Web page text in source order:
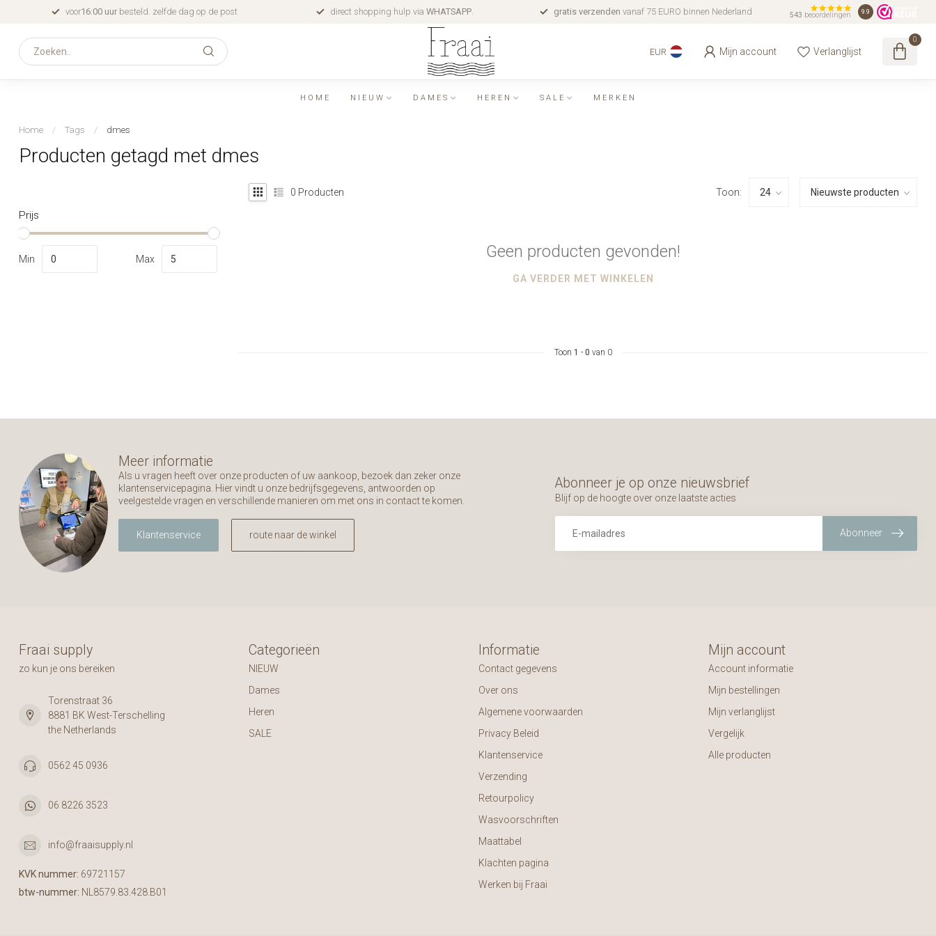
voor16:00 uur besteld. zelfde dag op de post direct shopping hulp via WHATSAPP. gratis verzenden vanaf 75 EURO binnen Nederland 543 beoordelingen 9.9
EUR Mijn account Verlanglijst
0
HOME NIEUW DAMES HEREN SALE MERKEN
Home / Tags / dmes
Producten getagd met dmes
Prijs
Min Max
0 Producten Toon:
Geen producten gevonden!
GA VERDER MET WINKELEN
Toon 1 - 0 van 0
Meer informatie
Als u vragen heeft over onze producten of uw aankoop, bezoek dan zeker onze
klantenservicepagina. Hier vindt u onze bedrijfsgegevens, antwoorden op
veelgestelde vragen en verschillende manieren om met ons in contact te komen.
Klantenservice route naar de winkel
Abonneer je op onze nieuwsbrief
Blijf op de hoogte over onze laatste acties
Abonneer
Fraai supply
zo kun je ons bereiken
Torenstraat 36
8881 BK West-Terschelling
the Netherlands
0562 45 0936
06 8226 3523
info@fraaisupply.nl
KVK nummer: 69721157
btw-nummer: NL8579.83.428.B01
Categorieën
NIEUW
Dames
Heren
SALE
Informatie
Contact gegevens
Over ons
Algemene voorwaarden
Privacy Beleid
Klantenservice
Verzending
Retourpolicy
Wasvoorschriften
Maattabel
Klachten pagina
Werken bij Fraai
Mijn account
Account informatie
Mijn bestellingen
Mijn verlanglijst
Vergelijk
Alle producten